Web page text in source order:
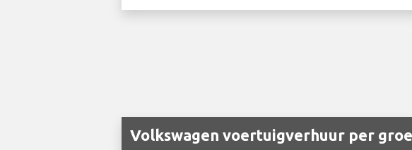
Volkswagen voertuigverhuur per